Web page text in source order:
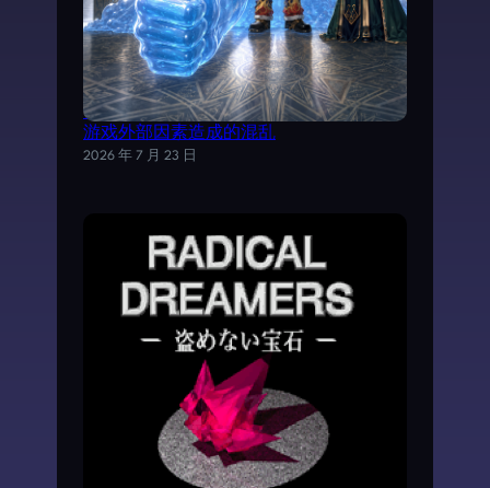
试以AI分析《魔力宝贝》日文剧情，理清
游戏外部因素造成的混乱
2026 年 7 月 23 日